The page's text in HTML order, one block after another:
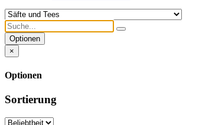
Optionen
×
Optionen
Sortierung